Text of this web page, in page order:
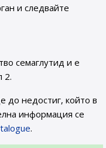
и следвайте
семаглутид и е
2.
до недостиг, който в
информация се
.